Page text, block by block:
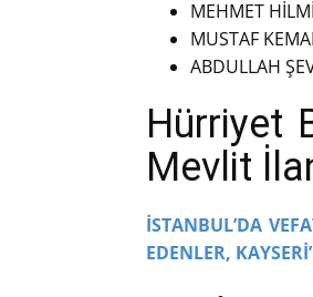
MEHMET
MUSTAF
ABDULLAH
Hürriyet
Mevlit
İSTANBUL’DA
EDENLER,